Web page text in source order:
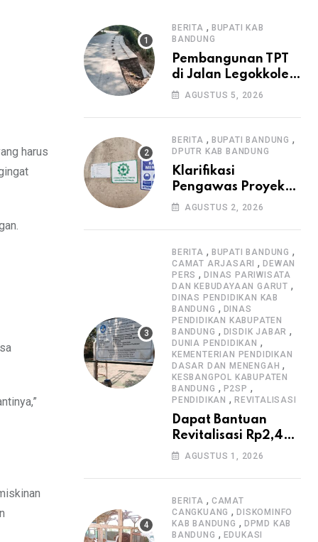
harus
BERITA , BUPATI KAB
BANDUNG
Pembangunan TPT
di Jalan Legokkole
Rawabogo Disorot
Tanpa Papan
Informasi Proyek
AGUSTUS 5, 2026
BERITA , BUPATI BANDUNG ,
DPUTR KAB BANDUNG
Klarifikasi
Pengawas Proyek
Citiis Terkait
Pengawasan K3
AGUSTUS 2, 2026
BERITA , BUPATI BANDUNG ,
CAMAT ARJASARI ,DEWAN
PERS ,DINAS PARIWISATA
DAN KEBUDAYAAN GARUT ,
DINAS PENDIDIKAN KAB
BANDUNG , DINAS
PENDIDIKAN KABUPATEN
BANDUNG , DISDIK JABAR ,
DUNIA PENDIDIKAN ,
KEMENTERIAN PENDIDIKAN
DASAR DAN MENENGAH ,
KESBANGPOL KABUPATEN
BANDUNG , P2SP ,
PENDIDIKAN , REVITALISASI
Dapat Bantuan
Revitalisasi Rp2,4
Miliar, SMPN 1
Masyarakat Sambut
Antusias
AGUSTUS 1, 2026
BERITA , CAMAT
CANGKUANG ,DISKOMINFO
KAB BANDUNG , DPMD KAB
BANDUNG , EDUKASI